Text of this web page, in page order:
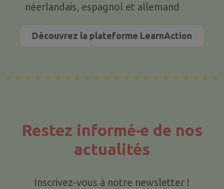
néerlandais, espagnol et allemand
Découvrez la plateforme LearnAction
Restez informé·e de nos
actualités
Inscrivez-vous à notre newsletter !